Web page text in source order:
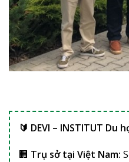
🔰 DEVI – INSTITUT Du
🏢 Trụ sở tại Việt Nam: